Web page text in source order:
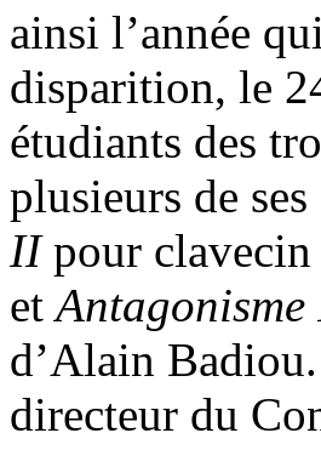
ainsi l’année
disparition, le
étudiants des
plusieurs de
IIpour
etAntagonisme
d’Alain
directeur du